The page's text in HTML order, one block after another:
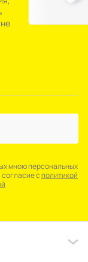
мною персональных
сполитикой